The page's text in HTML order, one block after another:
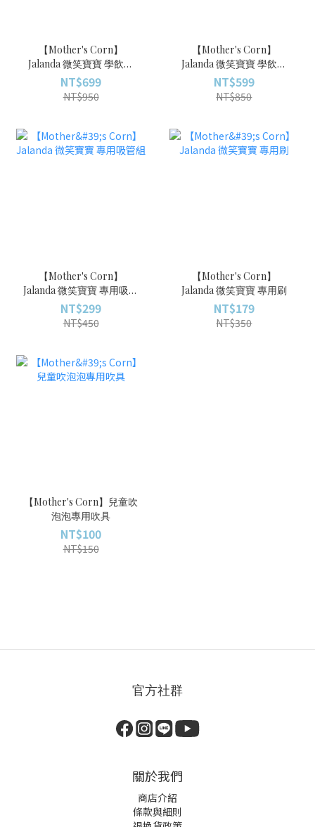
【Mother's Corn】
Jalanda 微笑寶寶 學飲杯
300ml
NT$699
NT$950
【Mother's Corn】
Jalanda 微笑寶寶 學飲杯
200ml
NT$599
NT$850
【Mother's Corn】
Jalanda 微笑寶寶 專用吸管
組
NT$299
NT$450
【Mother's Corn】
Jalanda 微笑寶寶 專用刷
NT$179
NT$350
【Mother's Corn】兒童吹
泡泡專用吹具
NT$100
NT$150
官方社群
關於我們
商店介紹
條款與細則